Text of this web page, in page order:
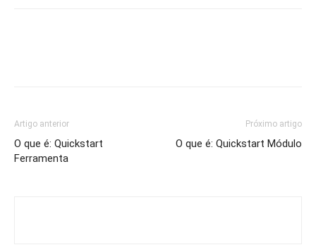
Artigo anterior
O que é: Quickstart
Ferramenta
Próximo artigo
O que é: Quickstart Módulo